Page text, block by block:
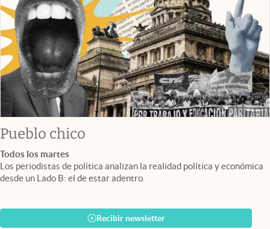
Pueblo chico
Todos los martes
Los periodistas de política analizan la realidad política y económica
desde un Lado B: el de estar adentro.
Recibir newsletter